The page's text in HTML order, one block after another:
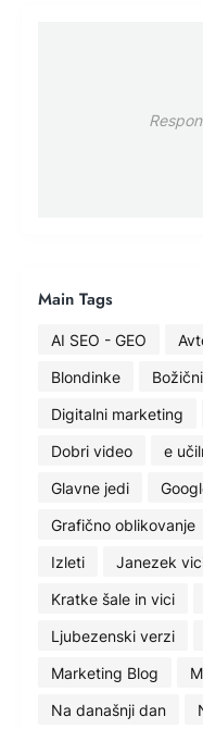
Main Tags
AI SEO - GEO
Blondinke
Digitalni marketing
Dobri video
e
Glavne jedi
Grafično oblikovanje
Izleti
Janezek
Kratke šale in vici
Ljubezenski verzi
Marketing Blog
Na današnji dan